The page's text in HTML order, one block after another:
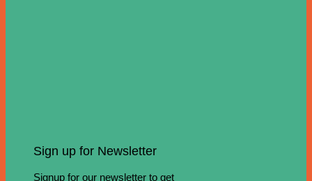
Sign up for Newsletter
Signup for our newsletter to get